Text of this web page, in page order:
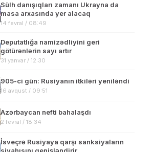
Sülh danışıqları zamanı Ukrayna da
masa arxasında yer alacaq
14 fevral / 08:49
Deputatlığa namizədliyini geri
götürənlərin sayı artır
31 yanvar / 12:30
905-ci gün: Rusiyanın itkiləri yeniləndi
16 avqust / 09:51
Azərbaycan nefti bahalaşdı
2 fevral / 18:34
İsveçrə Rusiyaya qarşı sanksiyaların